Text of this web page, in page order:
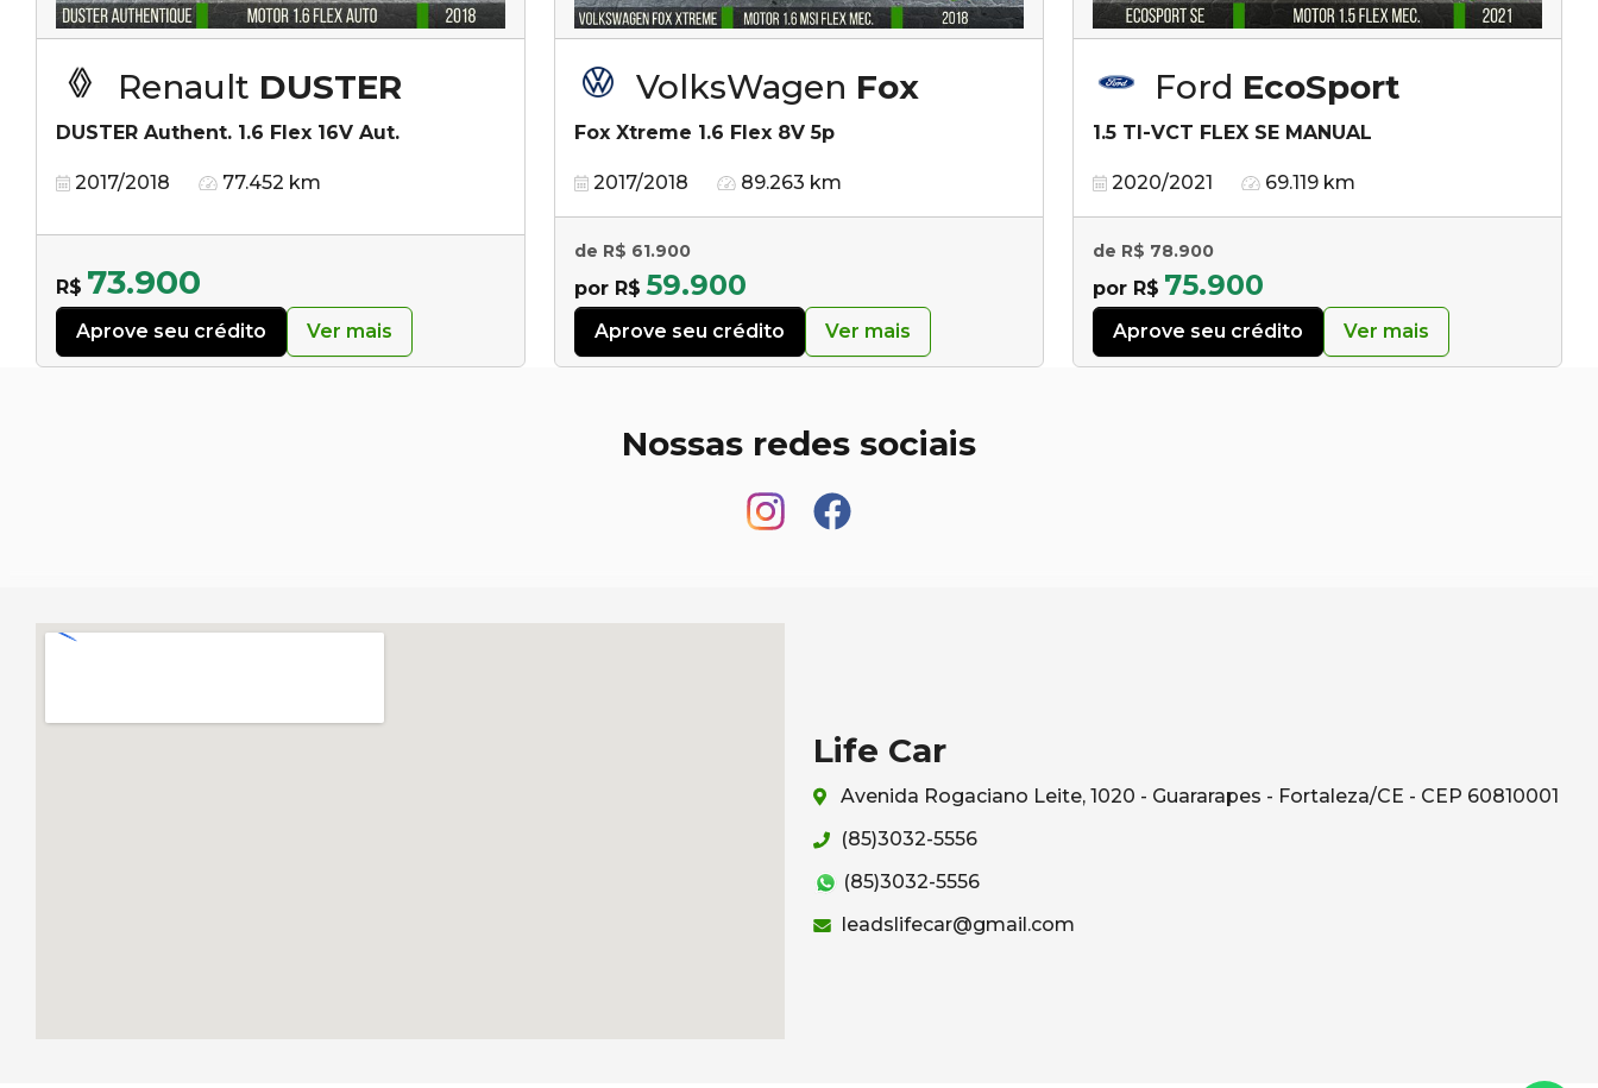
Renault DUSTER
DUSTER Authent. 1.6 Flex 16V Aut.
2017/2018 77.452 km
R$ 73.900
Aprove seu crédito Ver mais
VolksWagen Fox
Fox Xtreme 1.6 Flex 8V 5p
2017/2018 89.263 km
de R$ 61.900
por R$ 59.900
Aprove seu crédito Ver mais
Ford EcoSport
1.5 TI-VCT FLEX SE MANUAL
2020/2021 69.119 km
de R$ 78.900
por R$ 75.900
Aprove seu crédito Ver mais
Nossas redes sociais
Life Car
Avenida Rogaciano Leite, 1020 - Guararapes - Fortaleza/CE - CEP 60810001
(85)3032-5556
(85)3032-5556
leadslifecar@gmail.com